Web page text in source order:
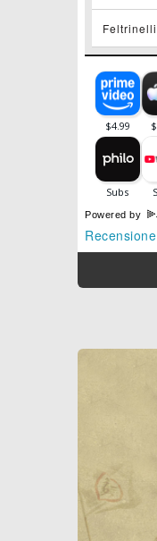
Feltrinelli
Powered by
Recensione